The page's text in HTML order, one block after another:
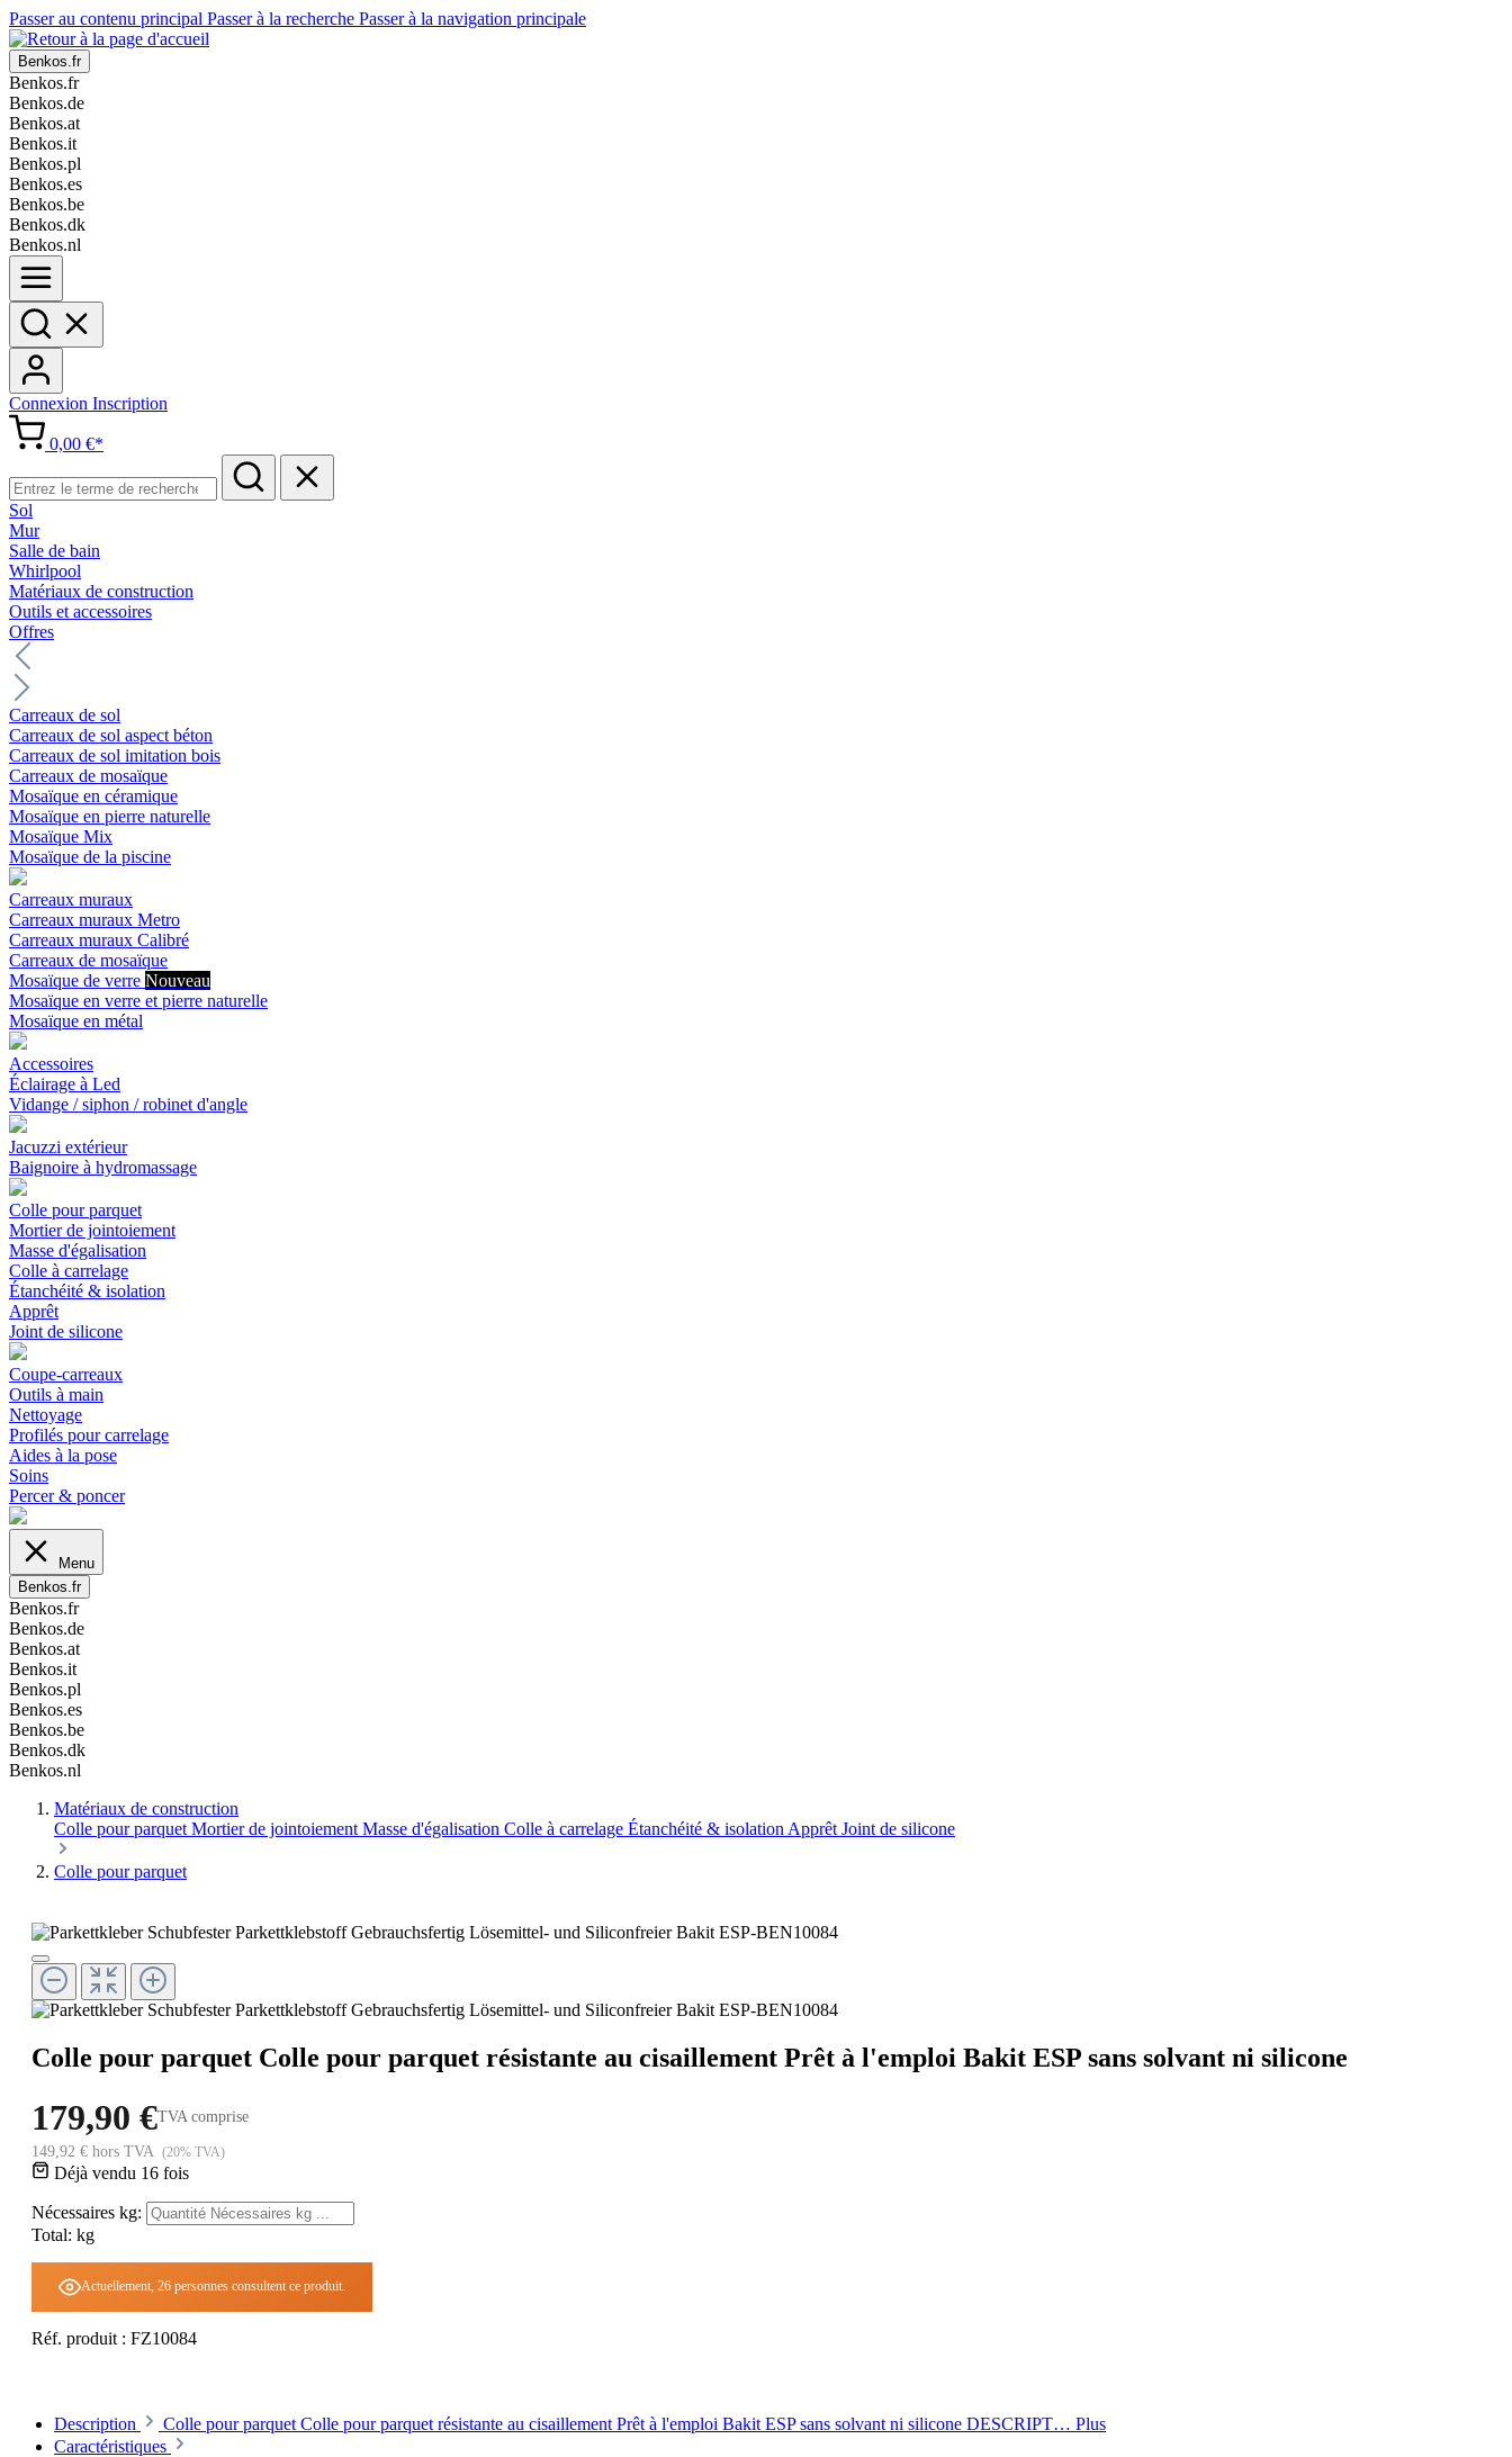
Passer au contenu principal Passer à la recherche Passer à la navigation principale
Benkos.fr
Benkos.fr
Benkos.de
Benkos.at
Benkos.it
Benkos.pl
Benkos.es
Benkos.be
Benkos.dk
Benkos.nl
Connexion Inscription
0,00 €*
Sol
Mur
Salle de bain
Whirlpool
Matériaux de construction
Outils et accessoires
Offres
Carreaux de sol
Carreaux de sol aspect béton
Carreaux de sol imitation bois
Carreaux de mosaïque
Mosaïque en céramique
Mosaïque en pierre naturelle
Mosaïque Mix
Mosaïque de la piscine
Carreaux muraux
Carreaux muraux Metro
Carreaux muraux Calibré
Carreaux de mosaïque
Mosaïque de verre Nouveau
Mosaïque en verre et pierre naturelle
Mosaïque en métal
Accessoires
Éclairage à Led
Vidange / siphon / robinet d'angle
Jacuzzi extérieur
Baignoire à hydromassage
Colle pour parquet
Mortier de jointoiement
Masse d'égalisation
Colle à carrelage
Étanchéité & isolation
Apprêt
Joint de silicone
Coupe-carreaux
Outils à main
Nettoyage
Profilés pour carrelage
Aides à la pose
Soins
Percer & poncer
Menu
Benkos.fr
Benkos.fr
Benkos.de
Benkos.at
Benkos.it
Benkos.pl
Benkos.es
Benkos.be
Benkos.dk
Benkos.nl
Matériaux de construction
Colle pour parquet Mortier de jointoiement Masse d'égalisation Colle à carrelage Étanchéité & isolation Apprêt Joint de silicone
Colle pour parquet
Colle pour parquet Colle pour parquet résistante au cisaillement Prêt à l'emploi Bakit ESP sans solvant ni silicone
179,90 €TVA comprise
149,92 € hors TVA (20% TVA)
Déjà vendu 16 fois
Nécessaires kg:
Total: kg
Actuellement, 26 personnes consultent ce produit.
Réf. produit : FZ10084
Description Colle pour parquet Colle pour parquet résistante au cisaillement Prêt à l'emploi Bakit ESP sans solvant ni silicone DESCRIPT… Plus
Caractéristiques